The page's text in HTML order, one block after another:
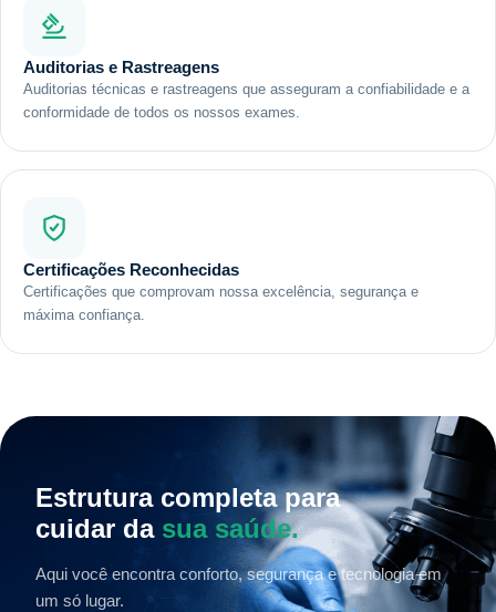
Auditorias e Rastreagens
Auditorias técnicas e rastreagens que asseguram a confiabilidade e a
conformidade de todos os nossos exames.
Certificações Reconhecidas
Certificações que comprovam nossa excelência, segurança e
máxima confiança.
Estrutura completa para
cuidar da sua saúde.
Aqui você encontra conforto, segurança e tecnologia em
um só lugar.